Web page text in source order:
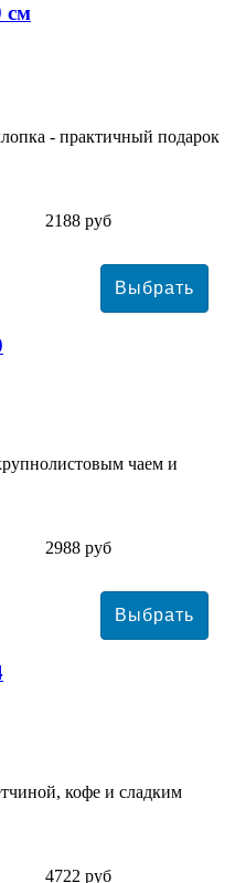
см
- практичный подарок
2188 руб
чаем и
2988 руб
кофе и сладким
4722 руб